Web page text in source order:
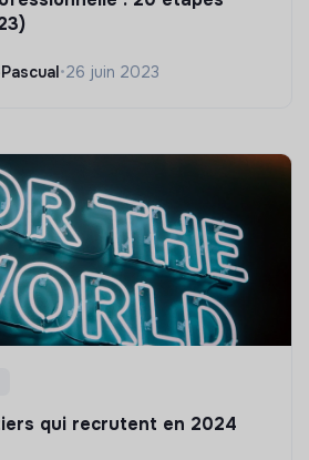
•26 juin 2023
qui recrutent en 2024